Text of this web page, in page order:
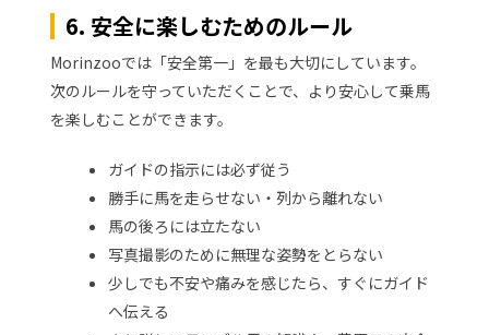
6. 安全に楽しむためのルール
Morinzooでは「安全第一」を最も大切にしています。
次のルールを守っていただくことで、より安心して乗馬
を楽しむことができます。
ガイドの指示には必ず従う
勝手に馬を走らせない・列から離れない
馬の後ろには立たない
写真撮影のために無理な姿勢をとらない
少しでも不安や痛みを感じたら、すぐにガイド
へ伝える